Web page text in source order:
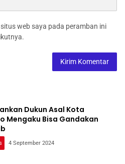
web saya pada peramban ini
Dukun Asal Kota
Mengaku Bisa Gandakan
4 September 2024